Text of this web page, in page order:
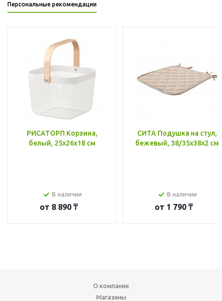
Персональные рекомендации
РИСАТОРП Корзина,
белый, 25x26x18 см
В наличии
от 8 890 ₸
СИТА Подушка на стул,
бежевый, 38/35x38x2 см
В наличии
от 1 790 ₸
О компании
Магазины